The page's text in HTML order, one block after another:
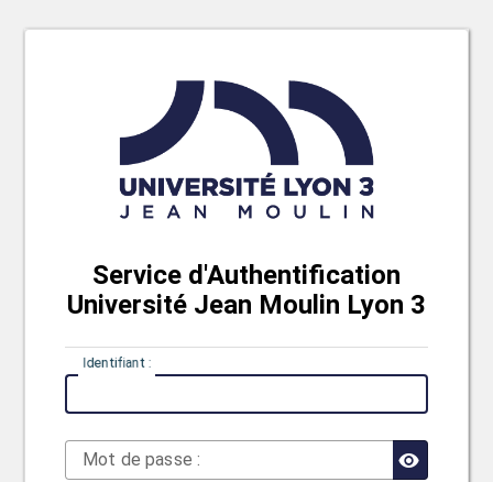
Service d'Authentification
Université Jean Moulin Lyon 3
Identifiant :
Mot de passe :